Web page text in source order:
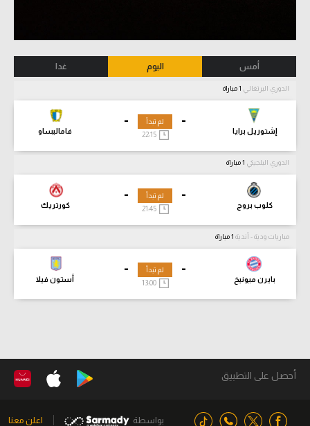
أمس اليوم غدا
الدوري البرتغالي
-
إشتوريل برايا
-
فاماليساو
لم تبدأ
22:15
الدوري البلجيكي
-
كلوب بروج
-
كورتريك
لم تبدأ
21:45
مباريات ودية - أندية
-
بايرن ميونيخ
-
أستون فيلا
لم تبدأ
13:00
أحصل على التطبيق
بواسطة اعلن معنا